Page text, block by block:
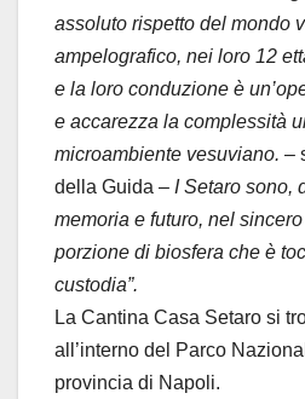
assoluto rispetto del mondo
ampelografico, nei loro 12
e la loro conduzione è
e accarezza la complessità
microambiente vesuviano. –
della Guida – I Setaro sono,
memoria e futuro, nel
porzione di biosfera che è
custodia”.
La Cantina Casa Setaro si
all’interno del Parco
provincia di Napoli.